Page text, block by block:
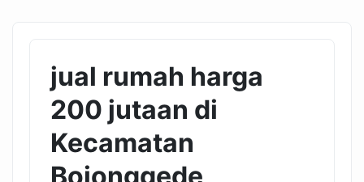
jual rumah harga
200 jutaan di
Kecamatan